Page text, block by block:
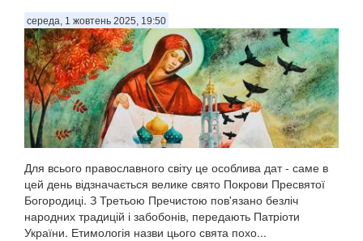
середа, 1 жовтень 2025, 19:50
Для всього православного світу це особлива дат - саме в
цей день відзначається велике свято Покрови Пресвятої
Богородиці. З Третьою Пречистою пов'язано безліч
народних традицій і забобонів, передають Патріоти
України. Етимологія назви цього свята похо...